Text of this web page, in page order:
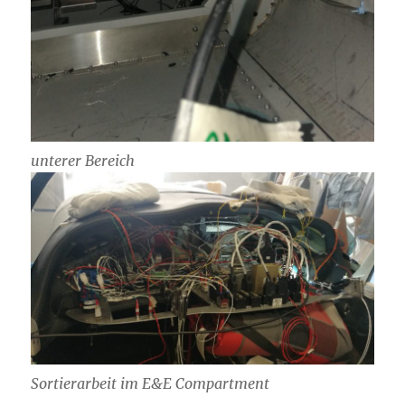
unterer Bereich
Sortierarbeit im E&E Compartment